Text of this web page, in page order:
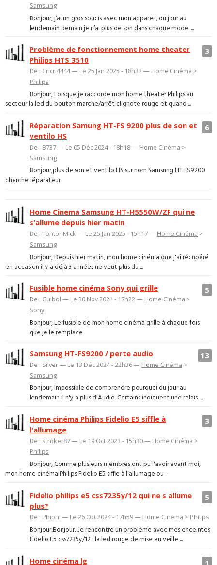
Samsung
Bonjour, j’ai un gros soucis avec mon appareil, du jour au
lendemain demain je n’ai plus de son dans chaque mode. ...
3
Problème de fonctionnement home theater
Philips HTS 3510
De : Cricri4444 — Le 25 Jan 2025 - 18h32 — Home Cinéma >
Philips
Bonjour, Lorsque je raccorde mon home theater Philips au
secteur la led du bouton marche/arrêt clignote rouge et quand ...
6
Réparation Samung HT-FS 9200 plus de son et
ventilo HS
De : B737 — Le 05 Déc 2024 - 18h18 — Home Cinéma >
Samsung
Bonjour,plus de son et ventilo HS sur nom Samsung HT FS9200
cherche réparateur
Home Cinema Samsung HT-H5550W/ZF qui ne
s'allume depuis hier matin
De : TontonMick — Le 25 Jan 2025 - 15h17 — Home Cinéma >
Samsung
Bonjour, Depuis hier matin, mon home cinéma que j'ai récupéré
en occasion il y a déjà 3 années ne veut plus du ...
5
Fusible home cinéma Sony qui grille
De : Guibol — Le 30 Nov 2024 - 17h22 — Home Cinéma >
Sony
Bonjour, Le fusible de mon home cinéma grille à chaque fois
que je le remplace
13
Samsung HT-FS9200 / perte audio
De : Silver — Le 13 Déc 2024 - 22h36 — Home Cinéma >
Samsung
Bonjour, Impossible de comprendre pourquoi du jour au
lendemain il n'y a plus d'Audio. Certains indiquent une relais. ...
3
Home cinéma Philips Fidelio E5 siffle à
l'allumage
De : stroker87 — Le 19 Oct 2023 - 15h30 — Home Cinéma >
Philips
Bonjour, Comme plusieurs membres ont pu l'avoir avant moi,
mon home cinéma Philips Fidelio E5 siffle à l'allumage ou ...
5
Fidelio philips e5 css7235y/12 qui ne s allume
plus?
De : Phiphi — Le 26 Oct 2024 - 17h59 — Home Cinéma > Philips
Bonjour,Bonjour, Je rencontre un problème avec mes enceintes
Fidelio E5 css7235y/12 : la led rouge de mise en veille ...
1
Home cinéma lg